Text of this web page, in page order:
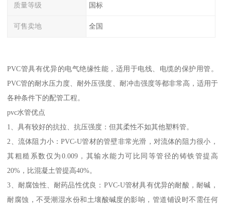
质量等级 国标
可售卖地 全国
PVC管具有优异的电气绝缘性能，适用于电线、电缆的保护用管。
PVC管的耐水压力度、耐外压强度、耐冲击强度等都非常高，适用于
各种条件下的配管工程。
pvc水管优点
1、具有较好的抗拉、抗压强度：但其柔性不如其他塑料管。
2、流体阻力小：PVC-U管材的管壁非常光滑，对流体的阻力很小，
其粗糙系数仅为0.009，其输水能力可比同等管径的铸铁管提高
20%，比混凝土管提高40%。
3、耐腐蚀性、耐药品性优良：PVC-U管材具有优异的耐酸，耐碱，
耐腐蚀，不受潮湿水份和土壤酸碱度的影响，管道铺设时不需任何